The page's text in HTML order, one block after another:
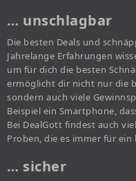
… unschlagbar
Die besten Deals und
Jahrelange Erfahrungen
um für dich die besten
ermöglicht dir nicht nur die
sondern auch viele
Beispiel ein Smartphone,
Bei DealGott findest auch
Proben, die es immer für
… sicher